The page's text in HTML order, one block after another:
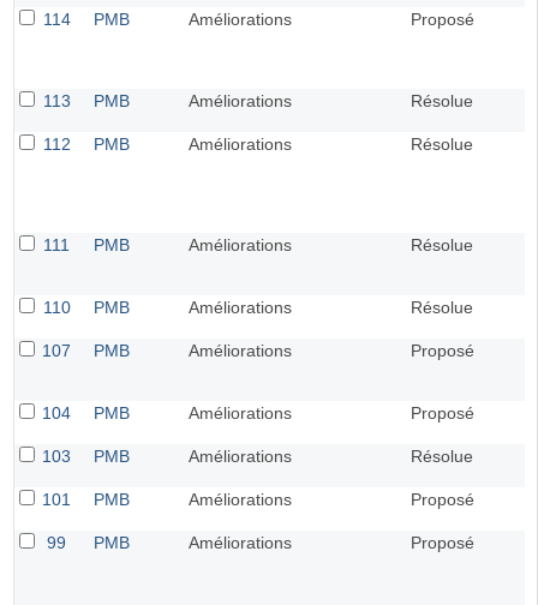
114 PMB Améliorations Proposé
113 PMB Améliorations Résolue
112 PMB Améliorations Résolue
111 PMB Améliorations Résolue
110 PMB Améliorations Résolue
107 PMB Améliorations Proposé
104 PMB Améliorations Proposé
103 PMB Améliorations Résolue
101 PMB Améliorations Proposé
99 PMB Améliorations Proposé